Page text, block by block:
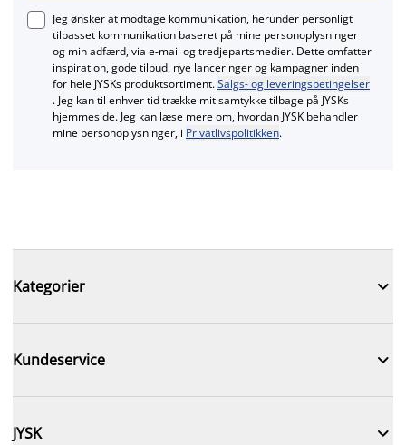
Jeg ønsker at modtage kommunikation, herunder personligt
tilpasset kommunikation baseret på mine personoplysninger
og min adfærd, via e‑mail og tredjepartsmedier. Dette omfatter
inspiration, gode tilbud, nye lanceringer og kampagner inden
for hele JYSKs produktsortiment.Salgs- og leveringsbetingelser
. Jeg kan til enhver tid trække mit samtykke tilbage på JYSKs
hjemmeside. Jeg kan læse mere om, hvordan JYSK behandler
mine personoplysninger, i Privatlivspolitikken.
Kategorier 
Kundeservice 
JYSK 